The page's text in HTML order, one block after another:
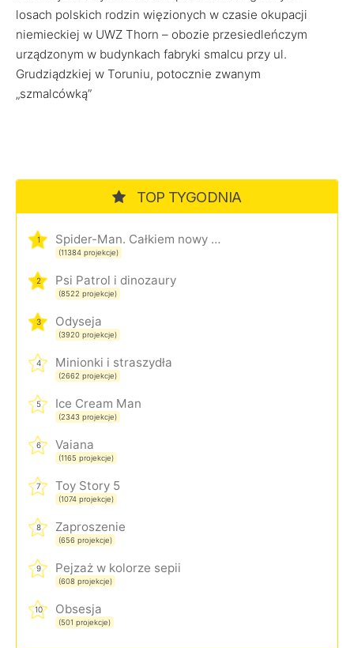
losach polskich rodzin więzionych w czasie okupacji
niemieckiej w UWZ Thorn – obozie przesiedleńczym
urządzonym w budynkach fabryki smalcu przy ul.
Grudziądzkiej w Toruniu, potocznie zwanym
„szmalcówką”
TOP TYGODNIA
1 Spider-Man. Całkiem nowy dzień
(11384 projekcje)
2 Psi Patrol i dinozaury
(8522 projekcje)
3 Odyseja
(3920 projekcje)
4 Minionki i straszydła
(2662 projekcje)
5 Ice Cream Man
(2343 projekcje)
6 Vaiana
(1165 projekcje)
7 Toy Story 5
(1074 projekcje)
8 Zaproszenie
(656 projekcje)
9 Pejzaż w kolorze sepii
(608 projekcje)
10 Obsesja
(501 projekcje)